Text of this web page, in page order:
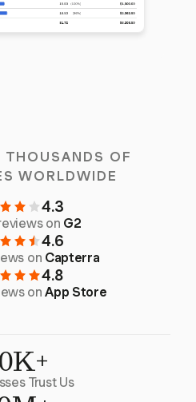
THOUSANDS OF
WORLDWIDE
4.3
on G2
4.6
on Capterra
4.8
onApp Store
Trust Us